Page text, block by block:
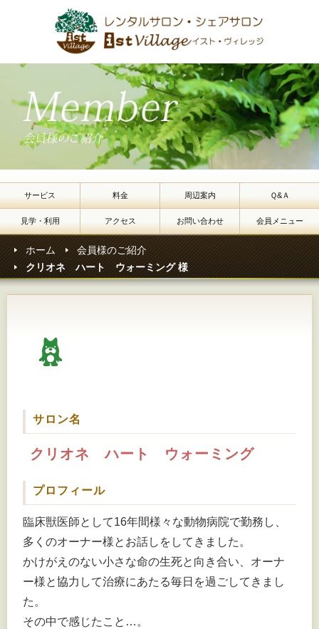
サービス 料金 周辺案内 Ｑ&Ａ
見学・利用 アクセス お問い合わせ 会員メニュー
ホーム
会員様のご紹介
クリオネ ハート ウォーミング 様
サロン名
クリオネ ハート ウォーミング
プロフィール
臨床獣医師として16年間様々な動物病院で勤務し、
多くのオーナー様とお話しをしてきました。
かけがえのない小さな命の生死と向き合い、オーナ
ー様と協力して治療にあたる毎日を過ごしてきまし
た。
その中で感じたこと…。